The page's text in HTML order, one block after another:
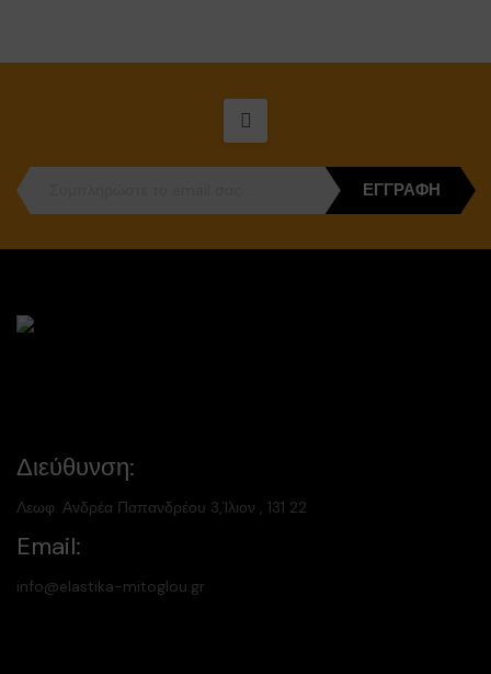
ΕΓΓΡΑΦΉ
Διεύθυνση:
Λεωφ. Ανδρέα Παπανδρέου 3,Ίλιον , 131 22
Email:
info@elastika-mitoglou.gr